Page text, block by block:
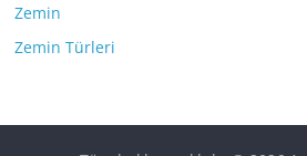
Zemin
Zemin Türleri